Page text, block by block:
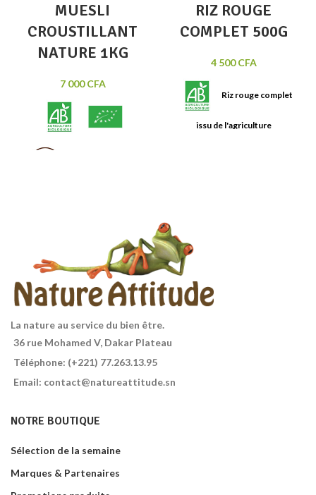
MUESLI
CROUSTILLANT
NATURE 1KG
7 000CFA
l'agriculture biologique. Sans
gluten, sans huile de palme.
Contenance : 1KG
RIZ ROUGE
COMPLET 500G
4 500CFA
Riz rouge complet
issu de l'agriculture
La nature au service du bien être.
36 rue Mohamed V, Dakar Plateau
Téléphone: (+221) 77.263.13.95
Email: contact@natureattitude.sn
NOTRE BOUTIQUE
Sélection de la semaine
Marques & Partenaires